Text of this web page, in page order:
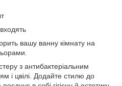
вашу ванну кімнату на
з антибактеріальним
і цвілі. Додайте стилю до